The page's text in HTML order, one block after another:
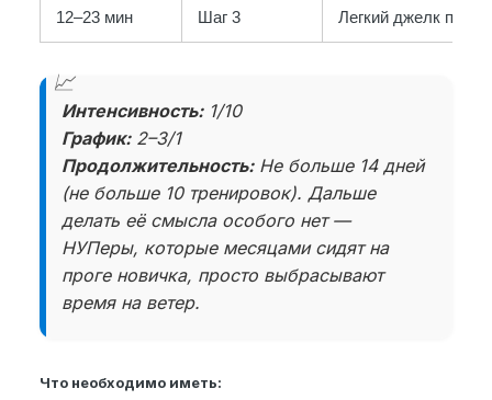
12–23 мин Шаг 3 Легкий джелк по
Интенсивность:1/10
График:2–3/1
Продолжительность:Не больше 14 дней
(не больше 10 тренировок). Дальше
делать её смысла особого нет —
НУПеры, которые месяцами сидят на
проге новичка, просто выбрасывают
время на ветер.
Что необходимо иметь: